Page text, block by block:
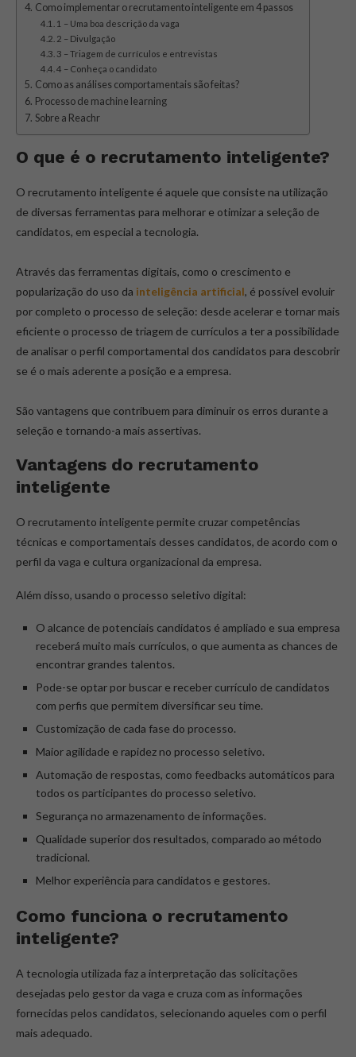
Como implementar o recrutamento inteligente em 4 passos
1 – Uma boa descrição da vaga
2 – Divulgação
3 – Triagem de currículos e entrevistas
4 – Conheça o candidato
Como as análises comportamentais são feitas?
Processo de machine learning
Sobre a Reachr
O que é o recrutamento inteligente?
O recrutamento inteligente é aquele que consiste na utilização
de diversas ferramentas para melhorar e otimizar a seleção de
candidatos, em especial a tecnologia.
Através das ferramentas digitais, como o crescimento e
popularização do uso da inteligência artificial, é possível evoluir
por completo o processo de seleção: desde acelerar e tornar mais
eficiente o processo de triagem de currículos a ter a possibilidade
de analisar o perfil comportamental dos candidatos para descobrir
se é o mais aderente a posição e a empresa.
São vantagens que contribuem para diminuir os erros durante a
seleção e tornando-a mais assertivas.
Vantagens do recrutamento
inteligente
O recrutamento inteligente permite cruzar competências
técnicas e comportamentais desses candidatos, de acordo com o
perfil da vaga e cultura organizacional da empresa.
Além disso, usando o processo seletivo digital:
O alcance de potenciais candidatos é ampliado e sua empresa
receberá muito mais currículos, o que aumenta as chances de
encontrar grandes talentos.
Pode-se optar por buscar e receber currículo de candidatos
com perfis que permitem diversificar seu time.
Customização de cada fase do processo.
Maior agilidade e rapidez no processo seletivo.
Automação de respostas, como feedbacks automáticos para
todos os participantes do processo seletivo.
Segurança no armazenamento de informações.
Qualidade superior dos resultados, comparado ao método
tradicional.
Melhor experiência para candidatos e gestores.
Como funciona o recrutamento
inteligente?
A tecnologia utilizada faz a interpretação das solicitações
desejadas pelo gestor da vaga e cruza com as informações
fornecidas pelos candidatos, selecionando aqueles com o perfil
mais adequado.